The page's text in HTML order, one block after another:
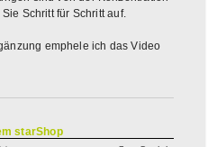
Schritt für Schritt auf.
emphele ich das Video
starShop